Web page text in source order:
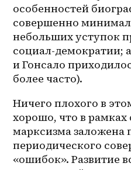
особенностей
совершенно
небольших уступок
социал-демократии;
и Гонсало
более часто).
Ничего плохого в
хорошо, что в рамках
марксизма заложена
периодического
«ошибок». Развитие